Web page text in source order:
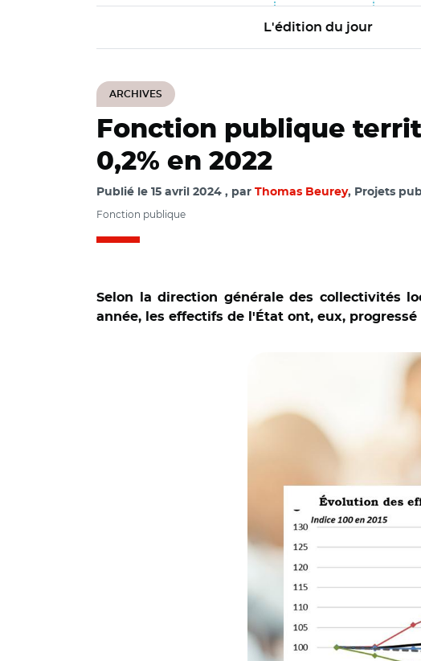
L'édition du jour
ARCHIVES
Fonction publique
0,2% en 2022
Publié le 15 avril 2024 par Thomas Beurey, Projets
Fonction publique
Selon la direction générale des collectivités
année, les effectifs de l'État ont, eux, progressé